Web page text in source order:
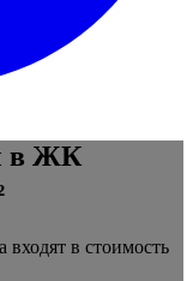
в ЖК
входят в стоимость